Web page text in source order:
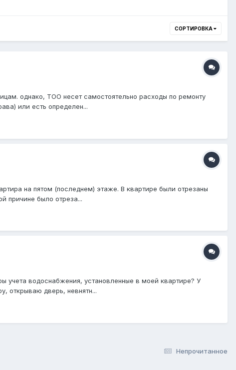
СОРТИРОВКА
однако, ТОО несет самостоятельно расходы по ремонту
или есть определен...
на пятом (последнем) этаже. В квартире были отрезаны
причине было отреза...
учета водоснабжения, установленные в моей квартире? У
открываю дверь, невнятн...
Непрочитанное